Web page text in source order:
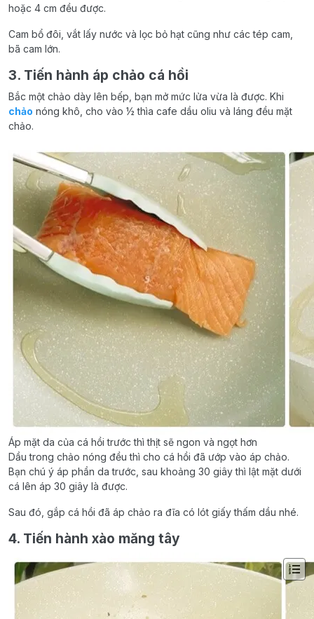
hoặc 4 cm đều được.
Cam bổ đôi, vắt lấy nước và lọc bỏ hạt cũng như các tép cam,
bã cam lớn.
3. Tiến hành áp chảo cá hồi
Bắc một chảo dày lên bếp, bạn mở mức lửa vừa là được. Khi
chảo nóng khô, cho vào ½ thìa cafe dầu oliu và láng đều mặt
chảo.
Áp mặt da của cá hồi trước thì thịt sẽ ngon và ngọt hơn
Dầu trong chảo nóng đều thì cho cá hồi đã ướp vào áp chảo.
Bạn chú ý áp phần da trước, sau khoảng 30 giây thì lật mặt dưới
cá lên áp 30 giây là được.
Sau đó, gắp cá hồi đã áp chảo ra đĩa có lót giấy thấm dầu nhé.
4. Tiến hành xào măng tây